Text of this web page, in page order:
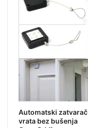
Automatski zatvarač
vrata bez bušenja